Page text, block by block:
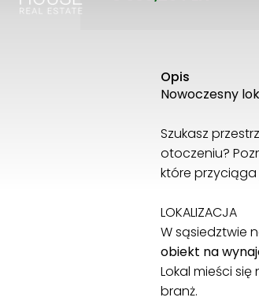
Opis
Nowoczesny
Szukasz
otoczeniu?
które
LOKALIZACJA
W sąsiedztwie
obiekt na
Lokal mieści
branż.